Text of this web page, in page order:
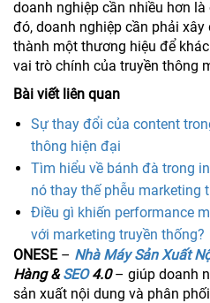
doanh nghiệp cần nhiều hơn
đó, doanh nghiệp cần phải
thành một thương hiệu để
vai trò chính của truyền thông
Bài viết liên quan
Sự thay đổi của content
thông hiện đại
Tìm hiểu về bánh đà trong
nó thay thế phễu marketing
Điều gì khiến performance
với marketing truyền thống?
ONESE– Nhà Máy Sản Xuất
Hàng &SEO4.0– giúp doanh
sản xuất nội dung và phân